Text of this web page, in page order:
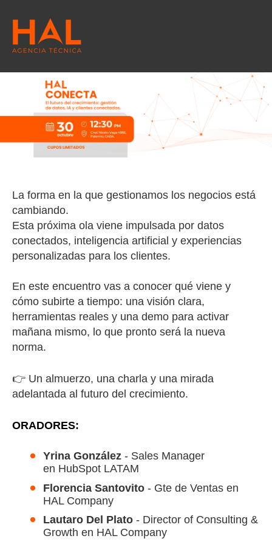
La forma en la que gestionamos los negocios está
cambiando.
Esta próxima ola viene impulsada por datos
conectados, inteligencia artificial y experiencias
personalizadas para los clientes.
En este encuentro vas a conocer qué viene y
cómo subirte a tiempo: una visión clara,
herramientas reales y una demo para activar
mañana mismo, lo que pronto será la nueva
norma.
👉 Un almuerzo, una charla y una mirada
adelantada al futuro del crecimiento.
ORADORES:
Yrina González - Sales Manager
en HubSpot LATAM
Florencia Santovito - Gte de Ventas en
HAL Company
Lautaro Del Plato - Director of Consulting &
Growth en HAL Company